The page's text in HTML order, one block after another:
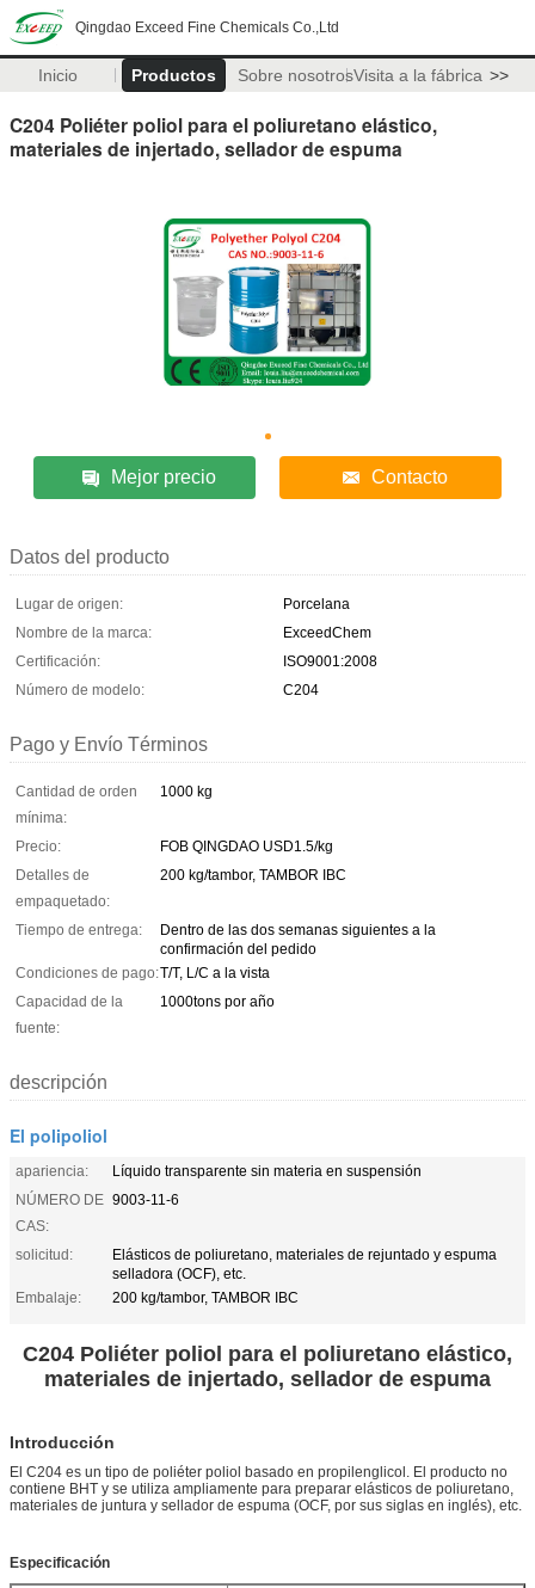
Qingdao Exceed Fine Chemicals Co.,Ltd
Inicio Productos Sobre nosotrosVisita a la fábrica >>
C204 Poliéter poliol para el poliuretano elástico,
materiales de injertado, sellador de espuma
Mejor precio Contacto
Datos del producto
Lugar de origen:
Porcelana
Nombre de la marca:
ExceedChem
Certificación:
ISO9001:2008
Número de modelo:
C204
Pago y Envío Términos
Cantidad de orden
mínima:
1000 kg
Precio:
FOB QINGDAO USD1.5/kg
Detalles de
empaquetado:
200 kg/tambor, TAMBOR IBC
Tiempo de entrega:
Dentro de las dos semanas siguientes a la
confirmación del pedido
Condiciones de pago:T/T, L/C a la vista
Capacidad de la
fuente:
1000tons por año
descripción
El polipoliol
apariencia:
Líquido transparente sin materia en suspensión
NÚMERO DE
CAS:
9003-11-6
solicitud:
Elásticos de poliuretano, materiales de rejuntado y espuma
selladora (OCF), etc.
Embalaje:
200 kg/tambor, TAMBOR IBC
C204 Poliéter poliol para el poliuretano elástico,
materiales de injertado, sellador de espuma
Introducción
El C204 es un tipo de poliéter poliol basado en propilenglicol. El producto no
contiene BHT y se utiliza ampliamente para preparar elásticos de poliuretano,
materiales de juntura y sellador de espuma (OCF, por sus siglas en inglés), etc.
Especificación